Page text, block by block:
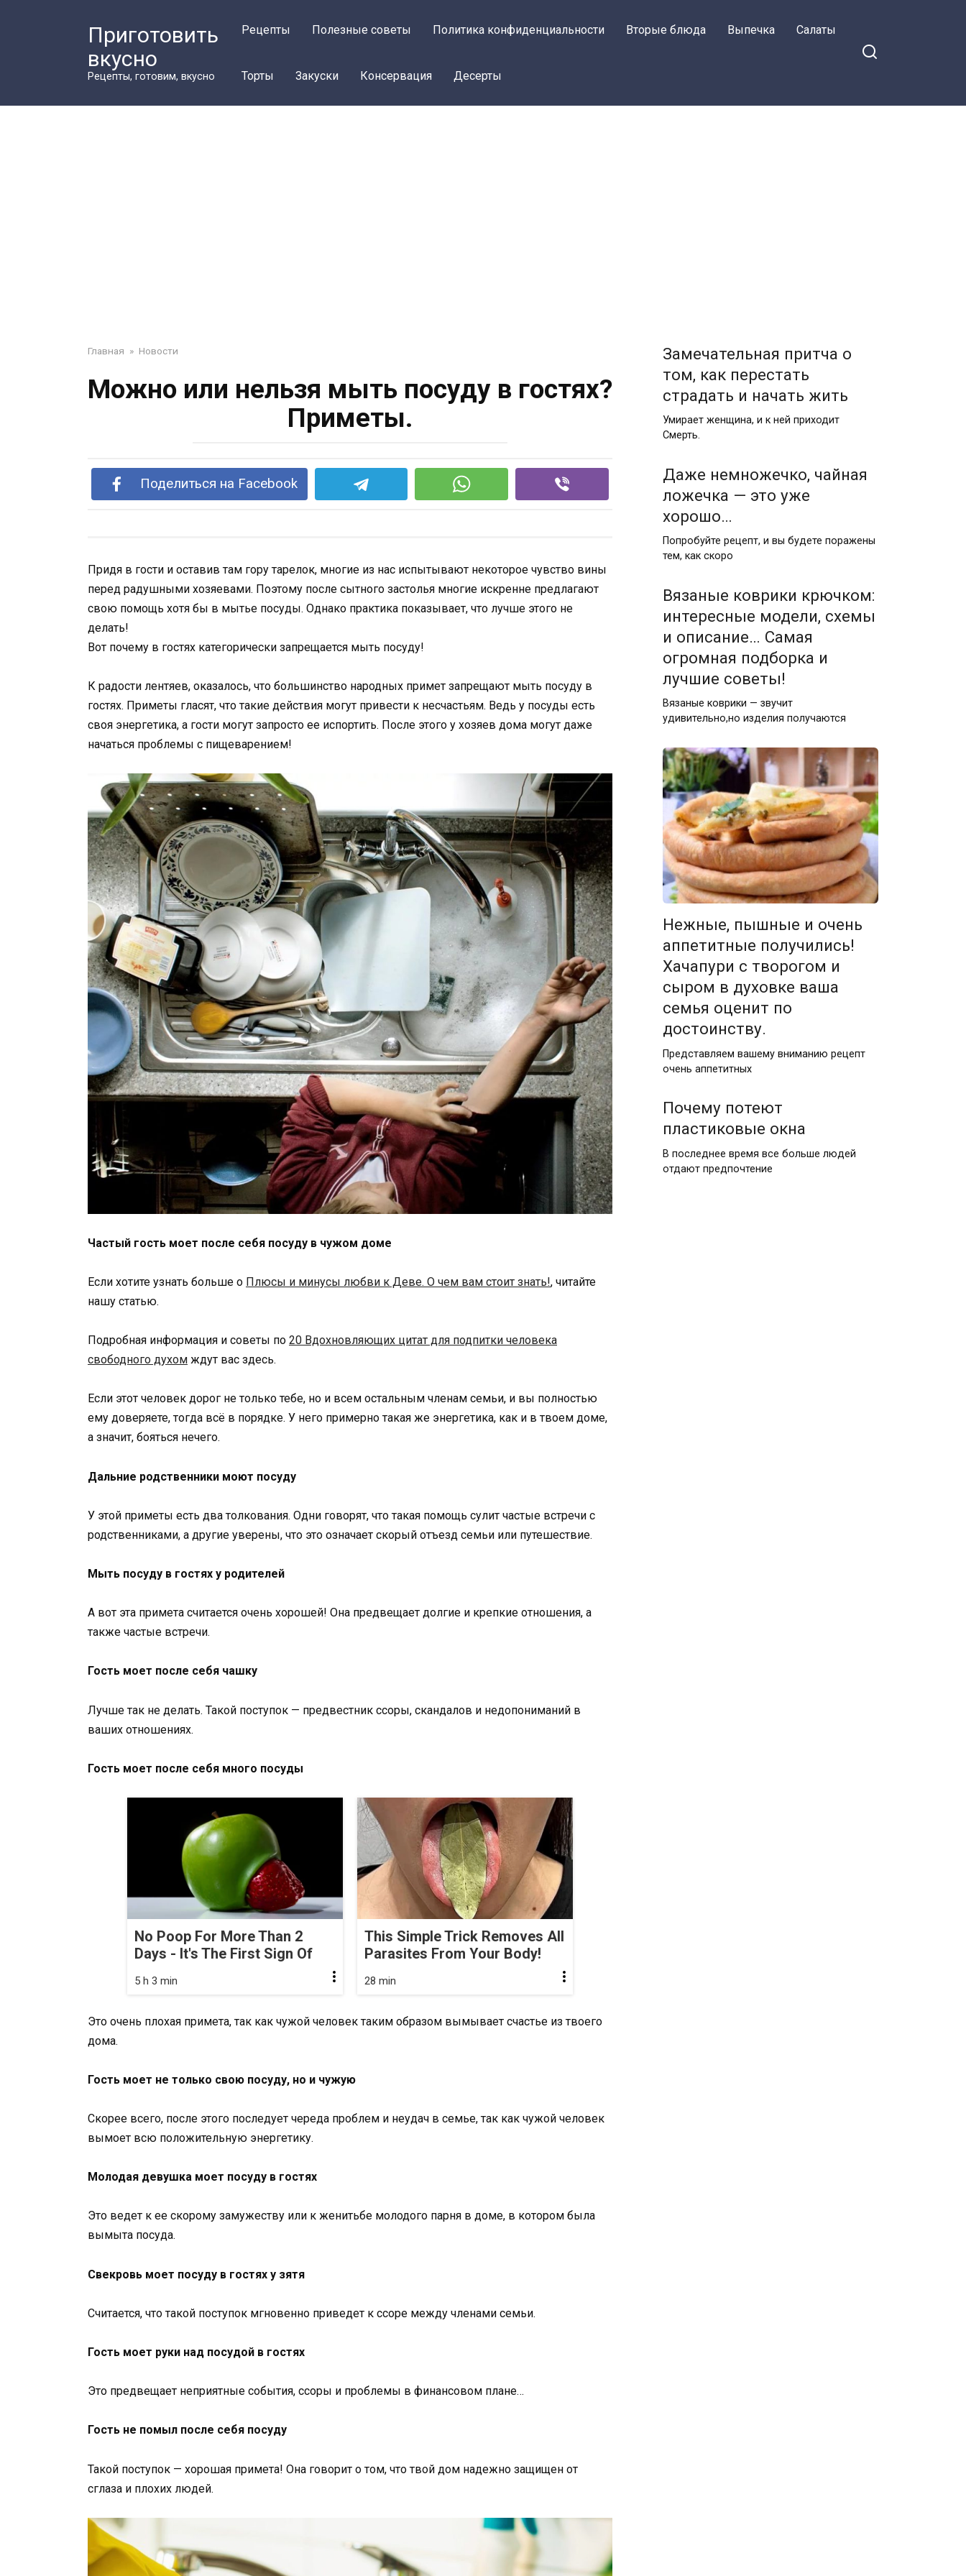
Приготовить
вкусно
Рецепты, готовим, вкусно
Рецепты Полезные советы Политика конфиденциальности Вторые блюда Выпечка Салаты
Торты Закуски Консервация Десерты
Главная » Новости
Можно или нельзя мыть посуду в гостях?
Приметы.
Поделиться на Facebook
Придя в гости и оставив там гору тарелок, многие из нас испытывают некоторое чувство вины
перед радушными хозяевами. Поэтому после сытного застолья многие искренне предлагают
свою помощь хотя бы в мытье посуды. Однако практика показывает, что лучше этого не
делать!
Вот почему в гостях категорически запрещается мыть посуду!
К радости лентяев, оказалось, что большинство народных примет запрещают мыть посуду в
гостях. Приметы гласят, что такие действия могут привести к несчастьям. Ведь у посуды есть
своя энергетика, а гости могут запросто ее испортить. После этого у хозяев дома могут даже
начаться проблемы с пищеварением!
Частый гость моет после себя посуду в чужом доме
Если хотите узнать больше о Плюсы и минусы любви к Деве. О чем вам стоит знать!, читайте
нашу статью.
Подробная информация и советы по 20 Вдохновляющих цитат для подпитки человека
свободного духом ждут вас здесь.
Если этот человек дорог не только тебе, но и всем остальным членам семьи, и вы полностью
ему доверяете, тогда всё в порядке. У него примерно такая же энергетика, как и в твоем доме,
а значит, бояться нечего.
Дальние родственники моют посуду
У этой приметы есть два толкования. Одни говорят, что такая помощь сулит частые встречи с
родственниками, а другие уверены, что это означает скорый отъезд семьи или путешествие.
Мыть посуду в гостях у родителей
А вот эта примета считается очень хорошей! Она предвещает долгие и крепкие отношения, а
также частые встречи.
Гость моет после себя чашку
Лучше так не делать. Такой поступок — предвестник ссоры, скандалов и недопониманий в
ваших отношениях.
Гость моет после себя много посуды
No Poop For More Than 2
Days - It's The First Sign Of
5 h 3 min
This Simple Trick Removes All
Parasites From Your Body!
28 min
Это очень плохая примета, так как чужой человек таким образом вымывает счастье из твоего
дома.
Гость моет не только свою посуду, но и чужую
Скорее всего, после этого последует череда проблем и неудач в семье, так как чужой человек
вымоет всю положительную энергетику.
Молодая девушка моет посуду в гостях
Это ведет к ее скорому замужеству или к женитьбе молодого парня в доме, в котором была
вымыта посуда.
Свекровь моет посуду в гостях у зятя
Считается, что такой поступок мгновенно приведет к ссоре между членами семьи.
Гость моет руки над посудой в гостях
Это предвещает неприятные события, ссоры и проблемы в финансовом плане…
Гость не помыл после себя посуду
Такой поступок — хорошая примета! Она говорит о том, что твой дом надежно защищен от
сглаза и плохих людей.
Замечательная притча о
том, как перестать
страдать и начать жить
Умирает женщина, и к ней приходит
Смерть.
Даже немножечко, чайная
ложечка — это уже
хорошо…
Попробуйте рецепт, и вы будете поражены
тем, как скоро
Вязаные коврики крючком:
интересные модели, схемы
и описание… Самая
огромная подборка и
лучшие советы!
Вязаные коврики — звучит
удивительно,но изделия получаются
Нежные, пышные и очень
аппетитные получились!
Хачапури с творогом и
сыром в духовке ваша
семья оценит по
достоинству.
Представляем вашему вниманию рецепт
очень аппетитных
Почему потеют
пластиковые окна
В последнее время все больше людей
отдают предпочтение